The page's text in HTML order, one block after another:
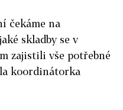
čekáme na
skladby se v
zajistili vše potřebné
koordinátorka